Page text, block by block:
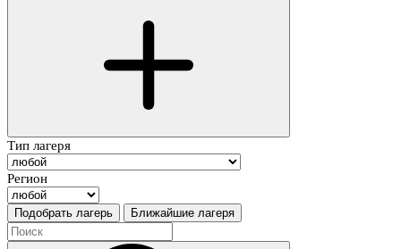
Тип лагеря
Регион
Подобрать лагерь Ближайшие лагеря